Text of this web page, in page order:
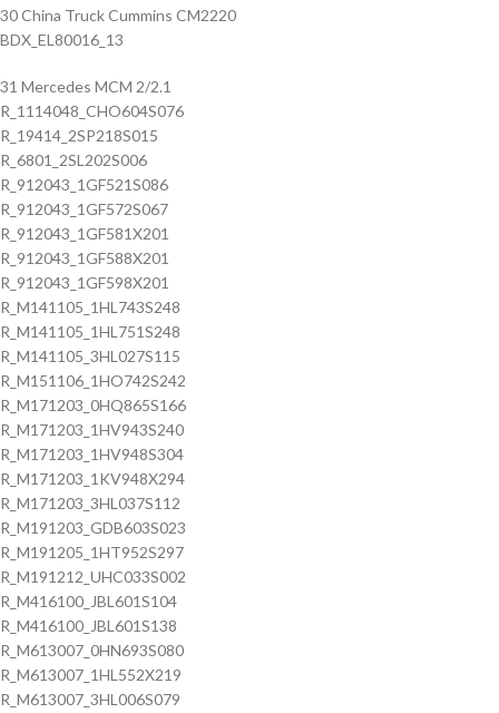
30 China Truck Cummins CM2220
BDX_EL80016_13
31 Mercedes MCM 2/2.1
R_1114048_CHO604S076
R_19414_2SP218S015
R_6801_2SL202S006
R_912043_1GF521S086
R_912043_1GF572S067
R_912043_1GF581X201
R_912043_1GF588X201
R_912043_1GF598X201
R_M141105_1HL743S248
R_M141105_1HL751S248
R_M141105_3HL027S115
R_M151106_1HO742S242
R_M171203_0HQ865S166
R_M171203_1HV943S240
R_M171203_1HV948S304
R_M171203_1KV948X294
R_M171203_3HL037S112
R_M191203_GDB603S023
R_M191205_1HT952S297
R_M191212_UHC033S002
R_M416100_JBL601S104
R_M416100_JBL601S138
R_M613007_0HN693S080
R_M613007_1HL552X219
R_M613007_3HL006S079